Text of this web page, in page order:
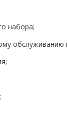
набора;
обслуживанию